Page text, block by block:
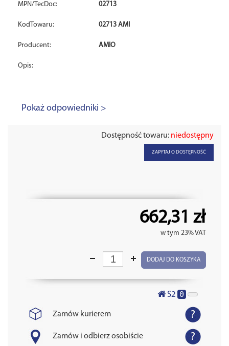
MPN/TecDoc: 02713
KodTowaru: 02713 AMI
Producent: AMIO
Opis:
Pokaż odpowiedniki >
Dostępność towaru: niedostępny
ZAPYTAJ O DOSTĘPNOŚĆ
662,31 zł
w tym 23% VAT
DODAJ DO KOSZYKA
S2 0
Zamów kurierem
Zamów i odbierz osobiście